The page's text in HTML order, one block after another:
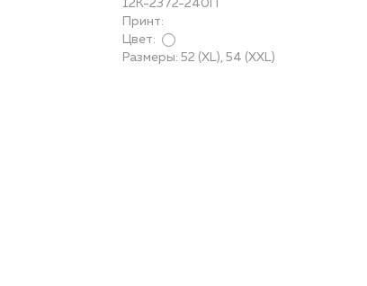
12К-2372-240П
Принт:
Цвет:
Размеры: 52 (XL), 54 (XXL)